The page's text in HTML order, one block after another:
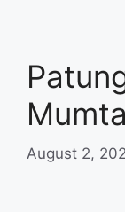
August 2,